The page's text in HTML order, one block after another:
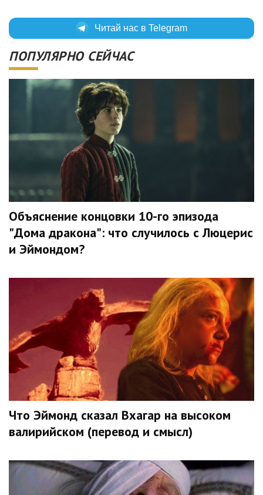
Читай нас в Telegram
ПОПУЛЯРНО СЕЙЧАС
Объяснение концовки 10-го эпизода
"Дома дракона": что случилось с Люцерис
и Эймондом?
Что Эймонд сказал Вхагар на высоком
валирийском (перевод и смысл)